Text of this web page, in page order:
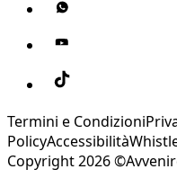
Termini e Condizioni
PolicyAccessibilità
Copyright 2026